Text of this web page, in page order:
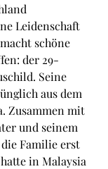
Leidenschaft
schöne
der 29-
Seine
aus dem
Zusammen mit
und seinem
Familie erst
in Malaysia